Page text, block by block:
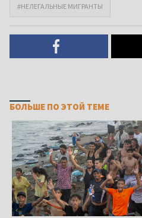
#НЕЛЕГАЛЬНЫЕ МИГРАНТЫ
БОЛЬШЕ ПО ЭТОЙ ТЕМЕ